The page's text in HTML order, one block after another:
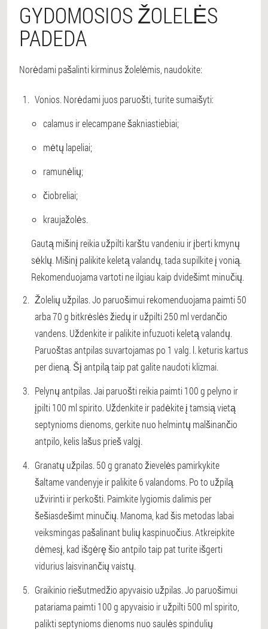
GYDOMOSIOS ŽOLELĖS
PADEDA
Norėdami pašalinti kirminus žolelėmis, naudokite:
Vonios. Norėdami juos paruošti, turite sumaišyti:
calamus ir elecampane šakniastiebiai;
mėtų lapeliai;
ramunėlių;
čiobreliai;
kraujažolės.
Gautą mišinį reikia užpilti karštu vandeniu ir įberti kmynų
sėklų. Mišinį palikite keletą valandų, tada supilkite į vonią.
Rekomenduojama vartoti ne ilgiau kaip dvidešimt minučių.
Žolelių užpilas. Jo paruošimui rekomenduojama paimti 50
arba 70 g bitkrėslės žiedų ir užpilti 250 ml verdančio
vandens. Uždenkite ir palikite infuzuoti keletą valandų.
Paruoštas antpilas suvartojamas po 1 valg. l. keturis kartus
per dieną. Šį antpilą taip pat galite naudoti klizmai.
Pelynų antpilas. Jai paruošti reikia paimti 100 g pelyno ir
įpilti 100 ml spirito. Uždenkite ir padėkite į tamsią vietą
septynioms dienoms, gerkite nuo helmintų malšinančio
antpilo, kelis lašus prieš valgį.
Granatų užpilas. 50 g granato žievelės pamirkykite
šaltame vandenyje ir palikite 6 valandoms. Po to užpilą
užvirinti ir perkošti. Paimkite lygiomis dalimis per
šešiasdešimt minučių. Manoma, kad šis metodas labai
veiksmingas pašalinant bulių kaspinuočius. Atkreipkite
dėmesį, kad išgėrę šio antpilo taip pat turite išgerti
vidurius laisvinančių vaistų.
Graikinio riešutmedžio apyvaisio užpilas. Jo paruošimui
patariama paimti 100 g apyvaisio ir užpilti 500 ml spirito,
palikti septynioms dienoms nuo saulės spindulių